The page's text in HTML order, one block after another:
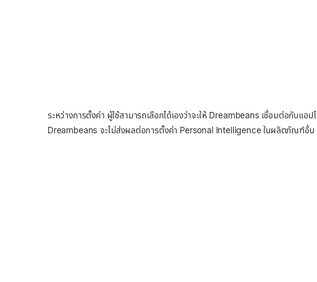
ระหว่างการตั้งค่า ผู้ใช้สามารถเลือกได้เองว่าจะให้ Dreambeans เชื่อมต่อกับแอป
Dreambeans จะไม่ส่งผลต่อการตั้งค่า Personal Intelligence ในผลิตภัณฑ์อื่น